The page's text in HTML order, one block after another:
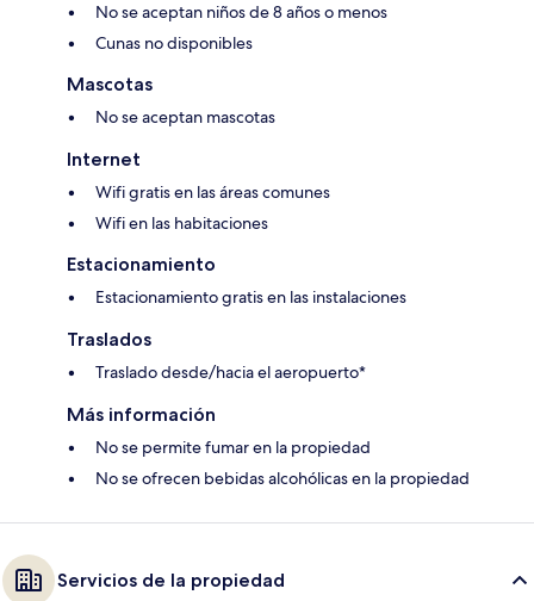
No se aceptan niños de 8 años o menos
Cunas no disponibles
Mascotas
No se aceptan mascotas
Internet
Wifi gratis en las áreas comunes
Wifi en las habitaciones
Estacionamiento
Estacionamiento gratis en las instalaciones
Traslados
Traslado desde/hacia el aeropuerto*
Más información
No se permite fumar en la propiedad
No se ofrecen bebidas alcohólicas en la propiedad
Servicios de la propiedad